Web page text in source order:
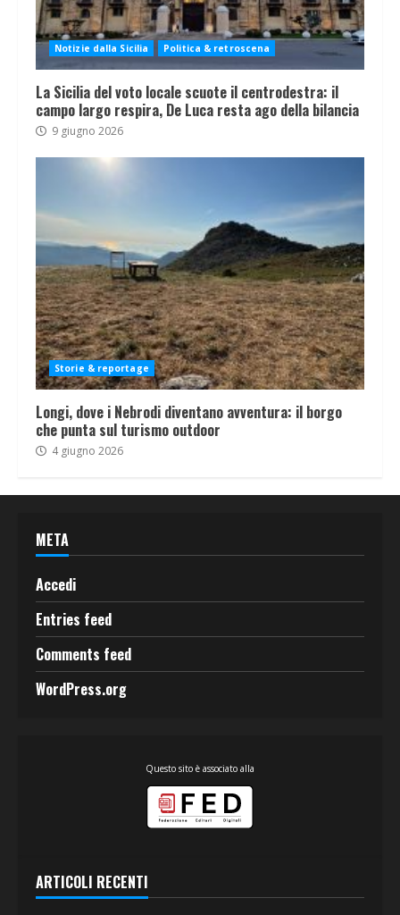
Notizie dalla Sicilia Politica & retroscena
La Sicilia del voto locale scuote il centrodestra: il
campo largo respira, De Luca resta ago della bilancia
9 giugno 2026
Storie & reportage
Longi, dove i Nebrodi diventano avventura: il borgo
che punta sul turismo outdoor
4 giugno 2026
META
Accedi
Entries feed
Comments feed
WordPress.org
Questo sito è associato alla
ARTICOLI RECENTI